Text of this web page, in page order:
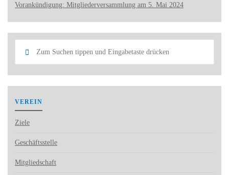
Vorankündigung: Mitgliederversammlung am 5. Mai 2024
Suchen
VEREIN
Ziele
Geschäftsstelle
Mitgliedschaft